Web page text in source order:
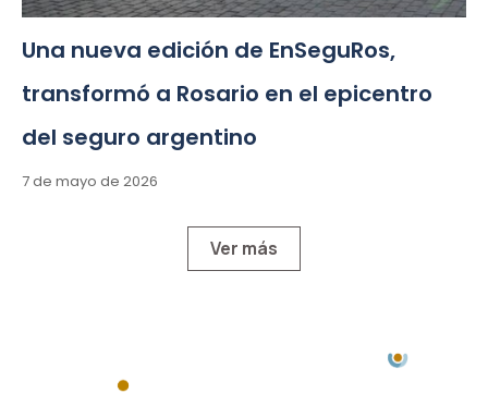
Una nueva edición de EnSeguRos,
transformó a Rosario en el epicentro
del seguro argentino
7 de mayo de 2026
Ver más